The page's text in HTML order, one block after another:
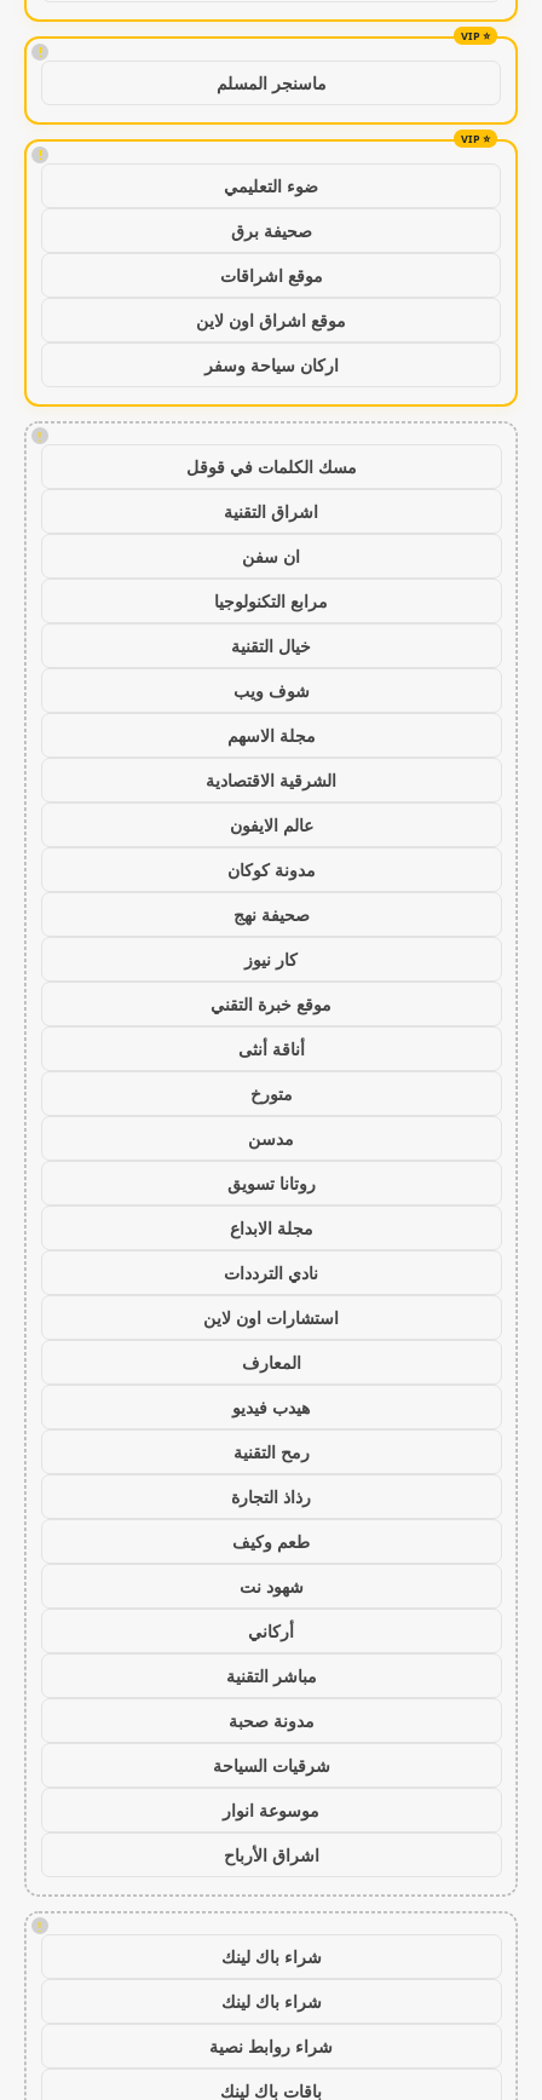
!
ماسنجر المسلم
!
ضوء التعليمي
صحيفة برق
موقع اشراقات
موقع اشراق اون لاين
اركان سياحة وسفر
!
مسك الكلمات في قوقل
اشراق التقنية
ان سفن
مرابع التكنولوجيا
خيال التقنية
شوف ويب
مجلة الاسهم
الشرقية الاقتصادية
عالم الايفون
مدونة كوكان
صحيفة نهج
كار نيوز
موقع خبرة التقني
أناقة أنثى
متورخ
مدسن
روتانا تسويق
مجلة الابداع
نادي الترددات
استشارات اون لاين
المعارف
هيدب فيديو
رمح التقنية
رذاذ التجارة
طعم وكيف
شهود نت
أركاني
مباشر التقنية
مدونة صحبة
شرقيات السياحة
موسوعة انوار
اشراق الأرباح
!
شراء باك لينك
شراء باك لينك
شراء روابط نصية
باقات باك لينك